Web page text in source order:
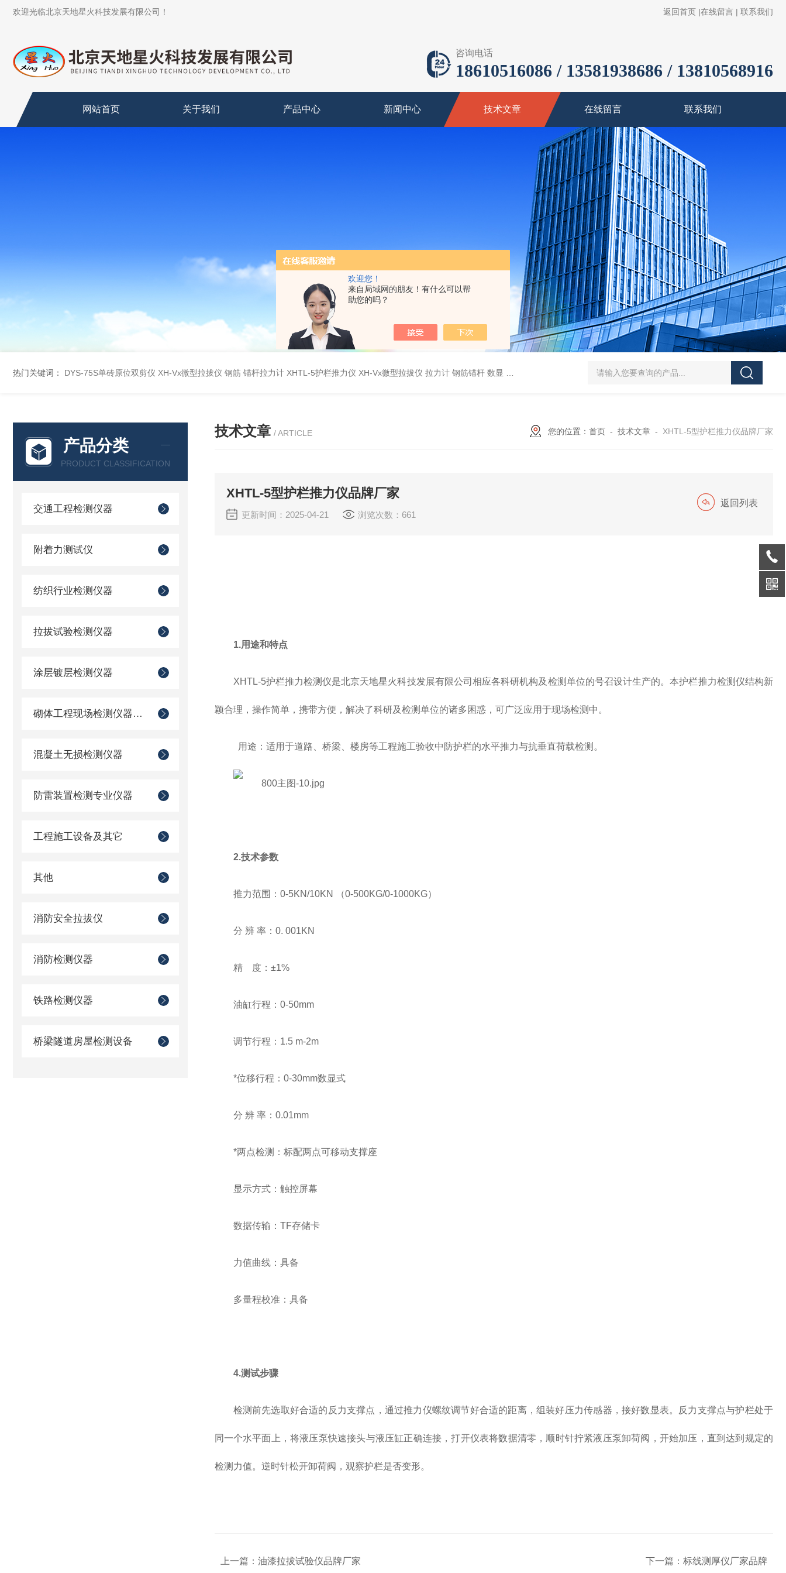
欢迎您！
来自局域网的朋友！有什么可以帮
助您的吗？
欢迎光临北京天地星火科技发展有限公司！ 返回首页 |在线留言 | 联系我们
咨询电话
18610516086 / 13581938686 / 13810568916
网站首页 关于我们 产品中心 新闻中心 技术文章 在线留言 联系我们
热门关键词： DYS-75S单砖原位双剪仪 XH-Vx微型拉拔仪 钢筋 锚杆拉力计 XHTL-5护栏推力仪 XH-Vx微型拉拔仪 拉力计 钢筋锚杆 数显 QCJ-50/100型漆膜落锤冲击测试仪交通U型板 ZTT-970C通信管道静摩擦系
产品分类
PRODUCT CLASSIFICATION
交通工程检测仪器
附着力测试仪
纺织行业检测仪器
拉拔试验检测仪器
涂层镀层检测仪器
砌体工程现场检测仪器仪表
混凝土无损检测仪器
防雷装置检测专业仪器
工程施工设备及其它
其他
消防安全拉拔仪
消防检测仪器
铁路检测仪器
桥梁隧道房屋检测设备
技术文章 / ARTICLE 您的位置： 首页 - 技术文章 - XHTL-5型护栏推力仪品牌厂家
XHTL-5型护栏推力仪品牌厂家
更新时间：2025-04-21 浏览次数：661
返回列表
1.用途和特点
XHTL-5护栏推力检测仪是北京天地星火科技发展有限公司相应各科研机构及检测单位的号召设计生产的。本护栏推力检测仪结构新
颖合理，操作简单，携带方便，解决了科研及检测单位的诸多困惑，可广泛应用于现场检测中。
用途：适用于道路、桥梁、楼房等工程施工验收中防护栏的水平推力与抗垂直荷载检测。
2.技术参数
推力范围：0-5KN/10KN （0-500KG/0-1000KG）
分 辨 率：0. 001KN
精 度：±1%
油缸行程：0-50mm
调节行程：1.5 m-2m
*位移行程：0-30mm数显式
分 辨 率：0.01mm
*两点检测：标配两点可移动支撑座
显示方式：触控屏幕
数据传输：TF存储卡
力值曲线：具备
多量程校准：具备
4.测试步骤
检测前先选取好合适的反力支撑点，通过推力仪螺纹调节好合适的距离，组装好压力传感器，接好数显表。反力支撑点与护栏处于
同一个水平面上，将液压泵快速接头与液压缸正确连接，打开仪表将数据清零，顺时针拧紧液压泵卸荷阀，开始加压，直到达到规定的
检测力值。逆时针松开卸荷阀，观察护栏是否变形。
上一篇： 油漆拉拔试验仪品牌厂家 下一篇： 标线测厚仪厂家品牌